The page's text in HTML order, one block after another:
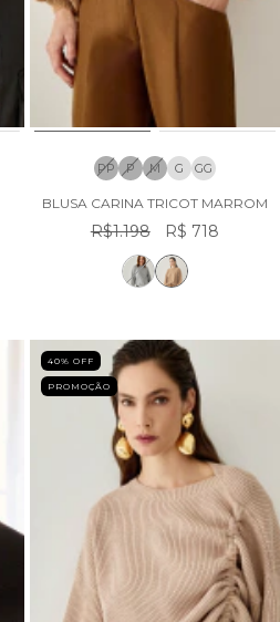
PP P M G GG
BLUSA CARINA TRICOT MARROM
R$1.198 R$ 718
40% OFF
PROMOÇÃO